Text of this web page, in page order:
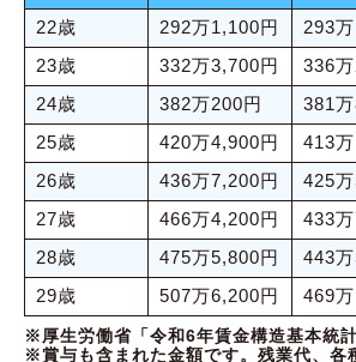
22歳
292万1,100円 293
23歳
332万3,700円 336
24歳
382万200円 381
25歳
420万4,900円 413
26歳
436万7,200円 425
27歳
466万4,200円 433
28歳
475万5,800円 443
29歳
507万6,200円 469
※厚生労働省「令和6年賃金構造基本統
※賞与も含まれた金額です。残業代、各